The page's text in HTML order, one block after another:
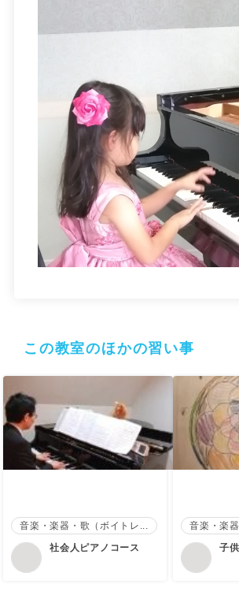
この教室のほかの習い事
音楽・楽器・歌（ボイトレ...
社会人ピアノコース
音楽・楽
子